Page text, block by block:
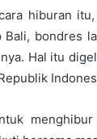
hiburan
Bali, bondres
Hal itu
menghibur